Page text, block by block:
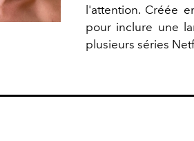
l'attention. Créée
pour inclure une
plusieurs séries